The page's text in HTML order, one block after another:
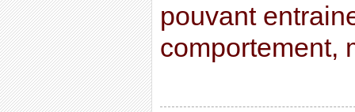
pouvant
comportement,